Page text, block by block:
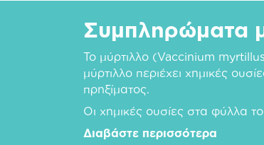
Συμπληρώματα
Το μύρτιλλο (Vaccinium
μύρτιλλο περιέχει χημικές
πρηξίματος.
Οι χημικές ουσίες στα φύλλα
Διαβάστε περισσότερα